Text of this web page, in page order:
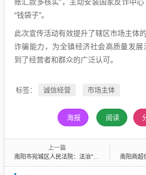
账汇款多核实”，主动安装国家反诈中
“钱袋子”。
此次宣传活动有效提升了辖区市场主体
诈骗能力，为全镇经济社会高质量发展
到了经营者和群众的广泛认可。
标签： 诚信经营 市场主体
海报 阅读
上一篇
南阳市宛城区人民法院：法治“开学礼”多方合力护成长 南阳商超供应商